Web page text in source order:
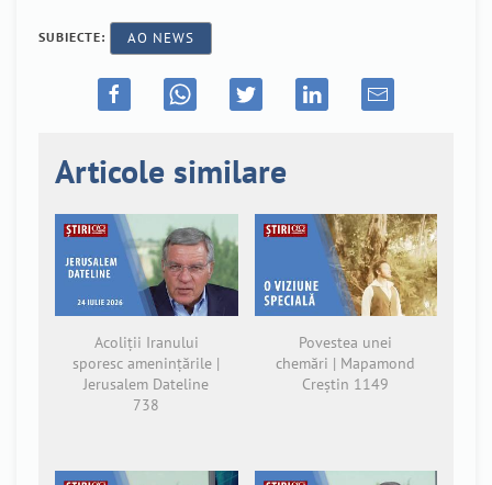
SUBIECTE: AO NEWS
Articole similare
Acoliții Iranului
sporesc amenințările |
Jerusalem Dateline
738
Povestea unei
chemări | Mapamond
Creștin 1149